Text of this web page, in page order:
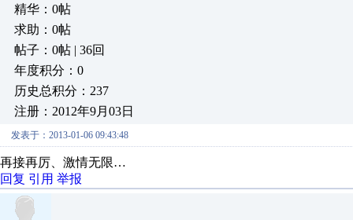
精华：0帖
求助：0帖
帖子：0帖 | 36回
年度积分：0
历史总积分：237
注册：2012年9月03日
发表于：2013-01-06 09:43:48
再接再厉、激情无限…
回复 引用 举报